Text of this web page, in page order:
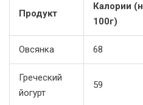
Продукт
Калории
100г)
Овсянка 68
Греческий
йогурт
59